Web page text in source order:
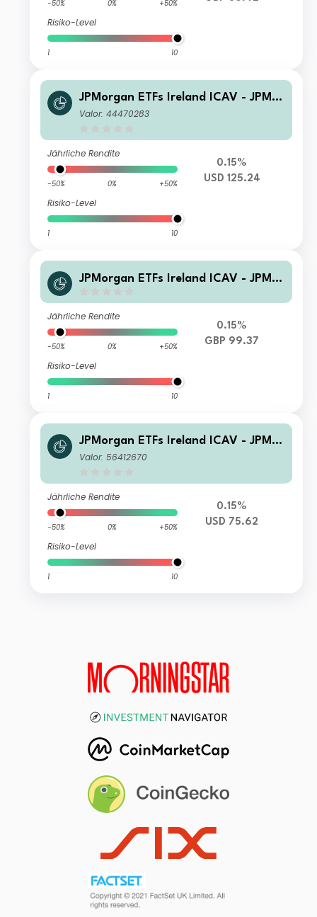
-50% 0% +50%
Risiko-Level
1 10
JPMorgan ETFs Ireland ICAV - JPM U
SD IG Corporate Bond Active UCITS
Valor: 44470283
Jährliche Rendite
-50% 0% +50%
Risiko-Level
1 10
0.15%
USD 125.24
JPMorgan ETFs Ireland ICAV - JPM U
ETF - GBP Hedged (dist)
Jährliche Rendite
-50% 0% +50%
Risiko-Level
1 10
0.15%
GBP 99.37
JPMorgan ETFs Ireland ICAV - JPM U
SD IG Corporate Bond Active UCITS
Valor: 56412670
Jährliche Rendite
-50% 0% +50%
Risiko-Level
1 10
0.15%
USD 75.62